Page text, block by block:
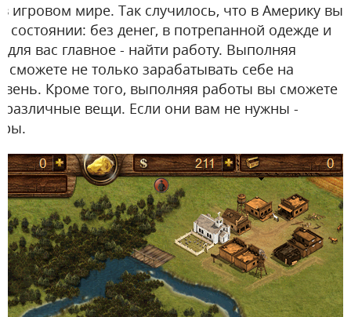
игровом мире. Так случилось, что в Америку вы
без денег, в потрепанной одежде и
вас главное - найти работу. Выполняя
не только зарабатывать себе на
Кроме того, выполняя работы вы сможете
различные вещи. Если они вам не нужны -